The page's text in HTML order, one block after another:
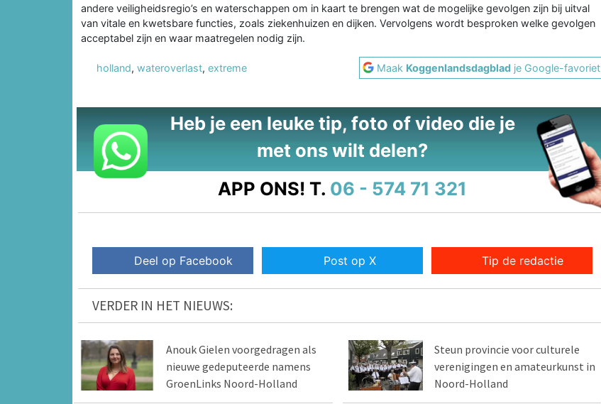
andere veiligheidsregio’s en waterschappen om in kaart te brengen wat de mogelijke gevolgen zijn bij uitval
van vitale en kwetsbare functies, zoals ziekenhuizen en dijken. Vervolgens wordt besproken welke gevolgen
acceptabel zijn en waar maatregelen nodig zijn.
holland, wateroverlast, extreme Maak Koggenlandsdagblad je Google-favoriet
Heb je een leuke tip, foto of video die je
met ons wilt delen?
APP ONS! T. 06 - 574 71 321
Deel op Facebook Post op X Tip de redactie
VERDER IN HET NIEUWS:
Anouk Gielen voorgedragen als
nieuwe gedeputeerde namens
GroenLinks Noord-Holland
Steun provincie voor culturele
verenigingen en amateurkunst in
Noord-Holland